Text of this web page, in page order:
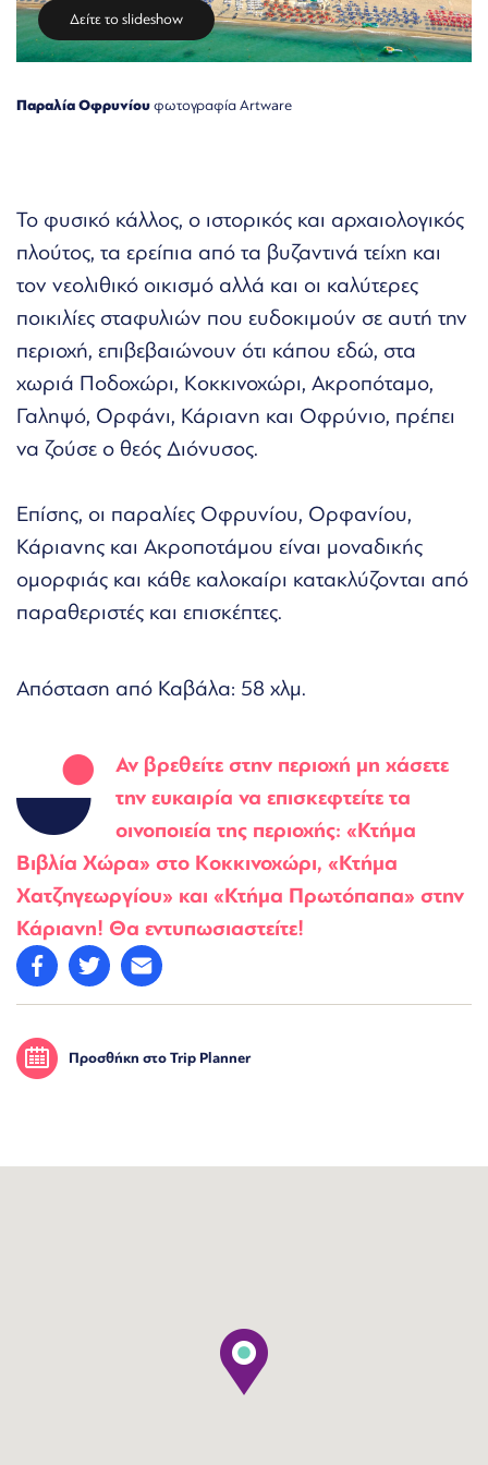
Δείτε το slideshow
Παραλία Οφρυνίου φωτογραφία Artware
Το φυσικό κάλλος, ο ιστορικός και αρχαιολογικός
πλούτος, τα ερείπια από τα βυζαντινά τείχη και
τον νεολιθικό οικισμό αλλά και οι καλύτερες
ποικιλίες σταφυλιών που ευδοκιμούν σε αυτή την
περιοχή, επιβεβαιώνουν ότι κάπου εδώ, στα
χωριά Ποδοχώρι, Κοκκινοχώρι, Ακροπόταμο,
Γαληψό, Ορφάνι, Κάριανη και Οφρύνιο, πρέπει
να ζούσε ο θεός Διόνυσος.
Επίσης, οι παραλίες Οφρυνίου, Ορφανίου,
Κάριανης και Ακροποτάμου είναι μοναδικής
ομορφιάς και κάθε καλοκαίρι κατακλύζονται από
παραθεριστές και επισκέπτες.
Απόσταση από Καβάλα: 58 χλμ.
Αν βρεθείτε στην περιοχή μη χάσετε
την ευκαιρία να επισκεφτείτε τα
οινοποιεία της περιοχής: «Κτήμα
Βιβλία Χώρα» στο Κοκκινοχώρι, «Κτήμα
Χατζηγεωργίου» και «Κτήμα Πρωτόπαπα» στην
Κάριανη! Θα εντυπωσιαστείτε!
Προσθήκη στο Trip Planner